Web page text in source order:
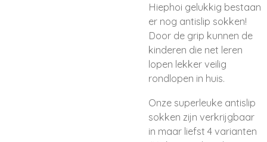
Hiephoi gelukkig bestaan
er nog antislip sokken!
Door de grip kunnen de
kinderen die net leren
lopen lekker veilig
rondlopen in huis.
Onze superleuke antislip
sokken zijn verkrijgbaar
in maar liefst 4 varianten